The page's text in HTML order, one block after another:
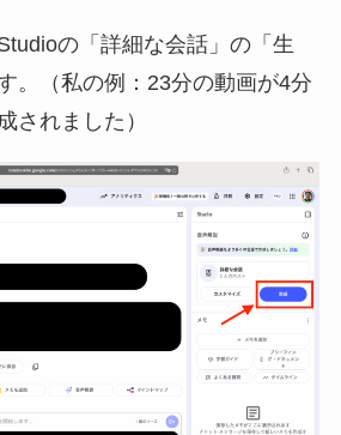
の「詳細な会話」の「生
。（私の例：23分の動画が4分
されました）